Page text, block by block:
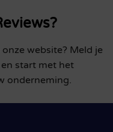
website? Meld je
en start met het
onderneming.